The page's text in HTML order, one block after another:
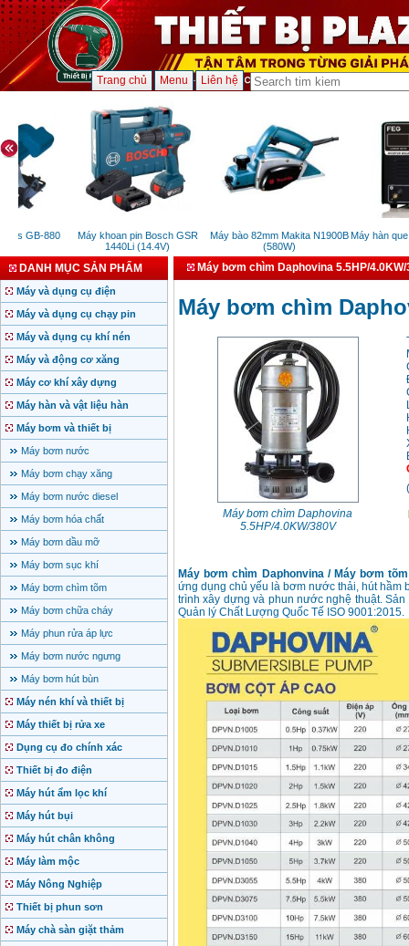
Trang chủ Menu Liên hệ
GB-880
Máy khoan pin Bosch GSR
1440Li (14.4V)
Máy bào 82mm Makita N1900B
(580W)
Máy hàn que
DANH MỤC SẢN PHẨM
Máy và dụng cụ điện
Máy và dụng cụ chạy pin
Máy và dụng cụ khí nén
Máy và động cơ xăng
Máy cơ khí xây dựng
Máy hàn và vật liệu hàn
Máy bơm và thiết bị
Máy bơm nước
Máy bơm chạy xăng
Máy bơm nước diesel
Máy bơm hóa chất
Máy bơm dầu mỡ
Máy bơm sục khí
Máy bơm chìm tõm
Máy bơm chữa cháy
Máy phun rửa áp lực
Máy bơm nước ngưng
Máy bơm hút bùn
Máy nén khí và thiết bị
Máy thiết bị rửa xe
Dụng cụ đo chính xác
Thiết bị đo điện
Máy hút ẩm lọc khí
Máy hút bụi
Máy hút chân không
Máy làm mộc
Máy Nông Nghiệp
Thiết bị phun sơn
Máy chà sàn giặt thảm
Máy bơm chìm Daphovina 5.5HP/4.0KW/
Máy bơm chìm
Máy bơm chìm Daphovina
5.5HP/4.0KW/380V
(
Máy bơm chìm Daphonvina / Máy bơm
ứng dụng chủ yếu là bơm nước thải, hút hầm
trình xây dựng và phun nước nghệ thuật.
Quản lý Chất Lượng Quốc Tế ISO 9001:2015.